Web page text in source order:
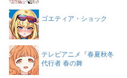
ゴエティア・ショック
テレビアニメ『春夏秋冬
代行者 春の舞